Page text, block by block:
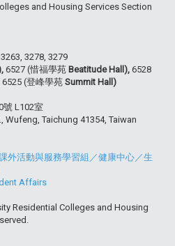
and Housing Services Section
3278, 3279
6527 (惜福學苑 Beatitude Hall), 6528
6525 (登峰學苑 Summit Hall)
號 L102室
Wufeng, Taichung 41354, Taiwan
外活動與服務學習組 ／健康中心 ／生
Affairs
Residential Colleges and Housing